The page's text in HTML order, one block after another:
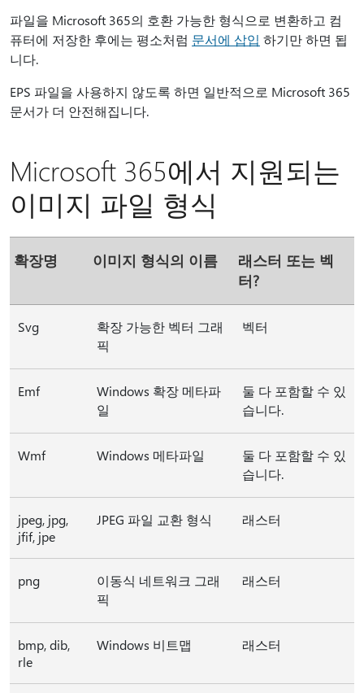
파일을 Microsoft 365의 호환 가능한 형식으로 변환하고 컴
퓨터에 저장한 후에는 평소처럼 문서에 삽입 하기만 하면 됩
니다.
EPS 파일을 사용하지 않도록 하면 일반적으로 Microsoft 365
문서가 더 안전해집니다.
Microsoft 365에서 지원되는
이미지 파일 형식
확장명 이미지 형식의 이름
래스터 또는 벡
터?
Svg
확장 가능한 벡터 그래
픽
벡터
Emf
Windows 확장 메타파
일
둘 다 포함할 수 있
습니다.
Wmf Windows 메타파일
둘 다 포함할 수 있
습니다.
jpeg, jpg,
jfif, jpe
JPEG 파일 교환 형식 래스터
png
이동식 네트워크 그래
픽
래스터
bmp, dib,
rle
Windows 비트맵 래스터